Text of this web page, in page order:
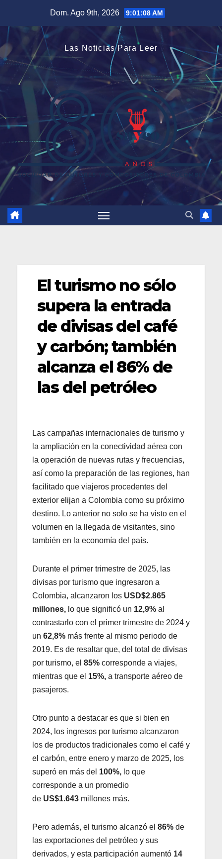
contenido
Dom. Ago 9th, 2026 9:01:09 AM
Las Noticias Para Leer
El turismo no sólo
supera la entrada
de divisas del café
y carbón; también
alcanza el 86% de
las del petróleo
Las campañas internacionales de turismo y
la ampliación en la conectividad aérea con
la operación de nuevas rutas y frecuencias,
así como la preparación de las regiones, han
facilitado que viajeros procedentes del
exterior elijan a Colombia como su próximo
destino. Lo anterior no solo se ha visto en el
volumen en la llegada de visitantes, sino
también en la economía del país.
Durante el primer trimestre de 2025, las
divisas por turismo que ingresaron a
Colombia, alcanzaron los USD$2.865
millones, lo que significó un 12,9% al
contrastarlo con el primer trimestre de 2024 y
un 62,8% más frente al mismo periodo de
2019. Es de resaltar que, del total de divisas
por turismo, el 85% corresponde a viajes,
mientras que el 15%, a transporte aéreo de
pasajeros.
Otro punto a destacar es que si bien en
2024, los ingresos por turismo alcanzaron
los de productos tradicionales como el café y
el carbón, entre enero y marzo de 2025, los
superó en más del 100%, lo que
corresponde a un promedio
de US$1.643 millones más.
Pero además, el turismo alcanzó el 86% de
las exportaciones del petróleo y sus
derivados, y esta participación aumentó 14